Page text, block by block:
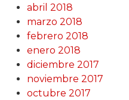
abril 2018
marzo 2018
febrero 2018
enero 2018
diciembre 2017
noviembre 2017
octubre 2017